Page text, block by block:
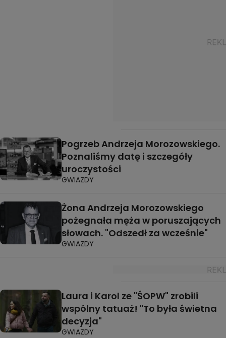
Pogrzeb Andrzeja Morozowskiego.
Poznaliśmy datę i szczegóły
uroczystości
GWIAZDY
Żona Andrzeja Morozowskiego
pożegnała męża w poruszających
słowach. "Odszedł za wcześnie"
GWIAZDY
Laura i Karol ze "ŚOPW" zrobili
wspólny tatuaż! "To była świetna
decyzja"
GWIAZDY